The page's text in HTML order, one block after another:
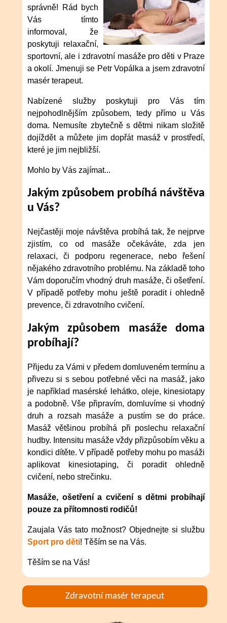
správně! Rád bych
Vás tímto
informoval, že
poskytuji relaxační,
sportovní, ale i zdravotní masáže pro děti v Praze
a okolí. Jmenuji se Petr Vopálka a jsem zdravotní
masér terapeut.
Nabízené služby poskytuji pro Vás tím
nejpohodlnějším způsobem, tedy přímo u Vás
doma. Nemusíte zbytečně s dětmi nikam složitě
dojíždět a můžete jim dopřát masáž v prostředí,
které je jim nejbližší.
Mohlo by Vás zajímat...
Jakým způsobem probíhá návštěva
u Vás?
Nejčastěji moje návštěva probíhá tak, že nejprve
zjistím, co od masáže očekáváte, zda jen
relaxaci, či podporu regenerace, nebo řešení
nějakého zdravotního problému. Na základě toho
Vám doporučím vhodný druh masáže, či ošetření.
V případě potřeby mohu ještě poradit i ohledně
prevence, či zdravotního cvičení.
Jakým způsobem masáže doma
probíhají?
Přijedu za Vámi v předem domluveném termínu a
přivezu si s sebou potřebné věci na masáž, jako
je například masérské lehátko, oleje, kinesiotapy
a podobně. Vše připravím, domluvíme si vhodný
druh a rozsah masáže a pustím se do práce.
Masáž většinou probíhá při poslechu relaxační
hudby. Intensitu masáže vždy přizpůsobím věku a
kondici dítěte. V případě potřeby mohu po masáži
aplikovat kinesiotaping, či poradit ohledně
cvičení, nebo strečinku.
Masáže, ošetření a cvičení s dětmi probíhají
pouze za přítomnosti rodičů!
Zaujala Vás tato možnost? Objednejte si službu
Sport pro děti! Těším se na Vás.
Těším se na Vás!
Zdravotní masér terapeut